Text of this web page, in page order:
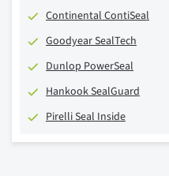
Continental ContiSeal
Goodyear SealTech
Dunlop PowerSeal
Hankook SealGuard
Pirelli Seal Inside